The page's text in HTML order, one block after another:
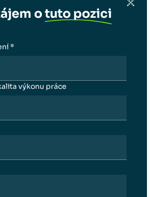
výpis všech volných pozic
otuto pozici
*
výkonu práce